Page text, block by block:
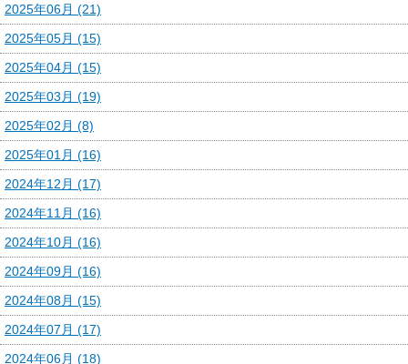
2025年06月 (21)
2025年05月 (15)
2025年04月 (15)
2025年03月 (19)
2025年02月 (8)
2025年01月 (16)
2024年12月 (17)
2024年11月 (16)
2024年10月 (16)
2024年09月 (16)
2024年08月 (15)
2024年07月 (17)
2024年06月 (18)